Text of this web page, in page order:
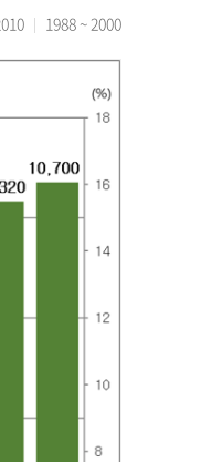
1988 ~ 2000